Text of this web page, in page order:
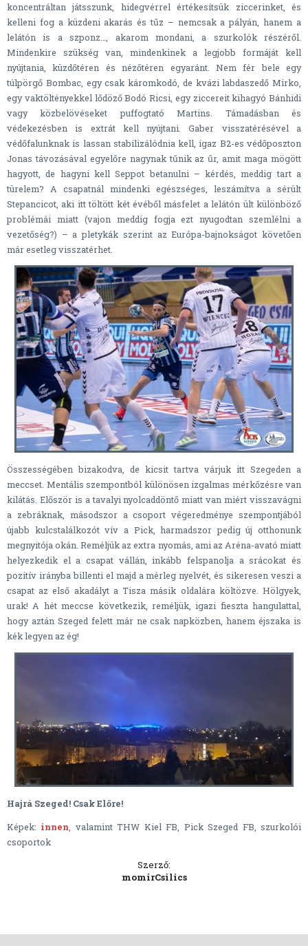
koncentráltan játsszunk, hidegvérrel értékesítsük ziccerinket, és
kelleni fog a küzdeni akarás és tűz – nemcsak a pályán, hanem a
lelátón is a szponz…, akarom mondani, a szurkolók részéről.
Mindenkire szükség van, mindenkinek a legjobb formáját kell
nyújtania, küzdőtéren és nézőtéren egyaránt. Nem fér bele egy
túlpörgő Bombac, egy csak káromkodó, de kvázi labdaszedő Mirko,
egy vaktöltényekkel lődöző Bodó Ricsi, egy ziccereit kihagyó Bánhidi
vagy közbelövéseket puffogtató Martins. Támadásban és
védekezésben is extrát kell nyújtani. Gaber visszatérésével a
védőfalunknak is lassan stabilizálódnia kell, igaz B2-es védőposzton
Jonas távozásával egyelőre nagynak tűnik az űr, amit maga mögött
hagyott, de hagyni kell Seppot betanulni – kérdés, meddig tart a
türelem? A csapatnál mindenki egészséges, leszámítva a sérült
Stepancicot, aki itt töltött két évéből másfelet a lelátón ült különböző
problémái miatt (vajon meddig fogja ezt nyugodtan szemlélni a
vezetőség?) – a pletykák szerint az Európa-bajnokságot követően
már esetleg visszatérhet.
Összességében bizakodva, de kicsit tartva várjuk itt Szegeden a
meccset. Mentális szempontból különösen izgalmas mérkőzésre van
kilátás. Először is a tavalyi nyolcaddöntő miatt van miért visszavágni
a zebráknak, másodszor a csoport végeredménye szempontjából
újabb kulcstalálkozót vív a Pick, harmadszor pedig új otthonunk
megnyitója okán. Reméljük az extra nyomás, ami az Aréna-avató miatt
helyezkedik el a csapat vállán, inkább felspanolja a srácokat és
pozitív irányba billenti el majd a mérleg nyelvét, és sikeresen veszi a
csapat az első akadályt a Tisza másik oldalára költözve. Hölgyek,
urak! A hét meccse következik, reméljük, igazi fieszta hangulattal,
hogy aztán Szeged felett már ne csak napközben, hanem éjszaka is
kék legyen az ég!
Hajrá Szeged! Csak Előre!
Képek: innen, valamint THW Kiel FB, Pick Szeged FB, szurkolói
csoportok
Szerző:
momirCsilics